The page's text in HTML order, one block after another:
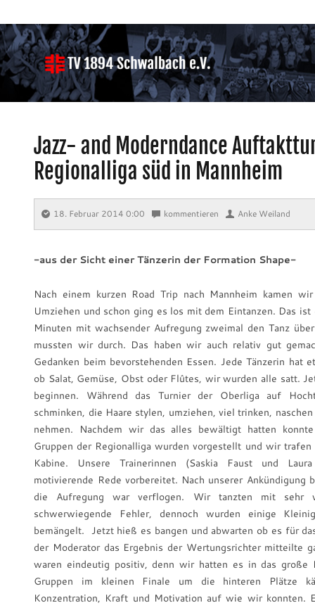
Jazz- and Moderndance
Regionalliga süd in Mannheim
18. Februar 2014 0:00 ⋅ kommentieren ⋅ Anke Weiland
-aus der Sicht einer Tänzerin der Formation Shape-
Nach einem kurzen Road Trip nach Mannheim kamen
Umziehen und schon ging es los mit dem Eintanzen. Das
Minuten mit wachsender Aufregung zweimal den Tanz
mussten wir durch. Das haben wir auch relativ gut
Gedanken beim bevorstehenden Essen. Jede Tänzerin hat
ob Salat, Gemüse, Obst oder Flûtes, wir wurden alle satt.
beginnen. Während das Turnier der Oberliga auf
schminken, die Haare stylen, umziehen, viel trinken,
nehmen. Nachdem wir das alles bewältigt hatten
Gruppen der Regionalliga wurden vorgestellt und wir
Kabine. Unsere Trainerinnen (Saskia Faust und
motivierende Rede vorbereitet. Nach unserer Ankündigung
die Aufregung war verflogen. Wir tanzten mit sehr
schwerwiegende Fehler, dennoch wurden einige
bemängelt. Jetzt hieß es bangen und abwarten ob es für
der Moderator das Ergebnis der Wertungsrichter mitteilte
waren eindeutig positiv, denn wir hatten es in das große
Gruppen im kleinen Finale um die hinteren Plätze
Konzentration, Kraft und Motivation auf wie wir konnten.